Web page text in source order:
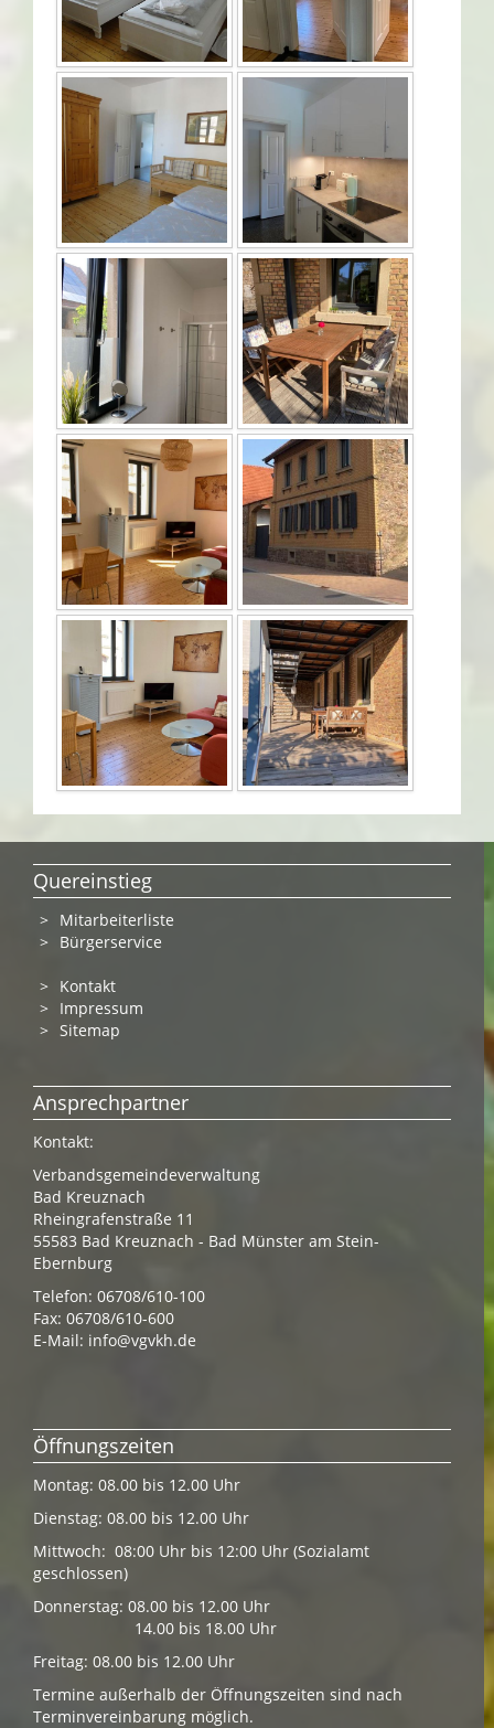
Quereinstieg
Mitarbeiterliste
Bürgerservice
Kontakt
Impressum
Sitemap
Ansprechpartner
Kontakt:
Verbandsgemeindeverwaltung
Bad Kreuznach
Rheingrafenstraße 11
55583 Bad Kreuznach - Bad Münster am Stein-
Ebernburg
Telefon: 06708/610-100
Fax: 06708/610-600
E-Mail: info@vgvkh.de
Öffnungszeiten
Montag: 08.00 bis 12.00 Uhr
Dienstag: 08.00 bis 12.00 Uhr
Mittwoch: 08:00 Uhr bis 12:00 Uhr (Sozialamt
geschlossen)
Donnerstag: 08.00 bis 12.00 Uhr
14.00 bis 18.00 Uhr
Freitag: 08.00 bis 12.00 Uhr
Termine außerhalb der Öffnungszeiten sind nach
Terminvereinbarung möglich.